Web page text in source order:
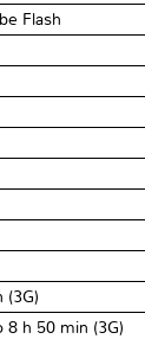
Flash
(3G)
8 h 50 min (3G)